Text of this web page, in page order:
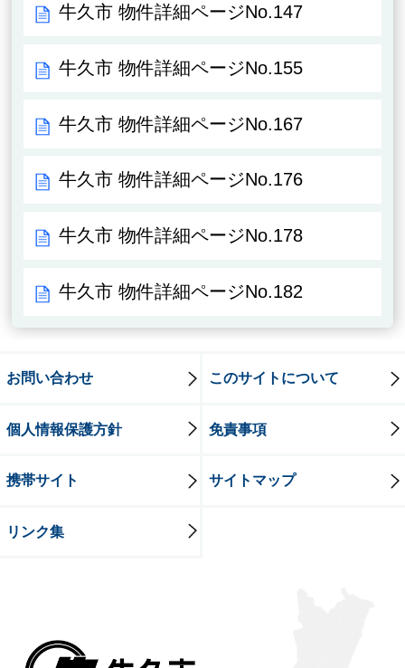
牛久市 物件詳細ページNo.147
牛久市 物件詳細ページNo.155
牛久市 物件詳細ページNo.167
牛久市 物件詳細ページNo.176
牛久市 物件詳細ページNo.178
牛久市 物件詳細ページNo.182
お問い合わせ このサイトについて
個人情報保護方針 免責事項
携帯サイト サイトマップ
リンク集